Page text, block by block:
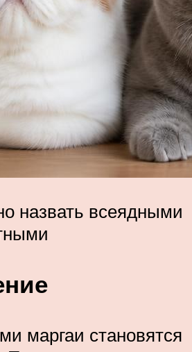
назвать всеядными
маргаи становятся